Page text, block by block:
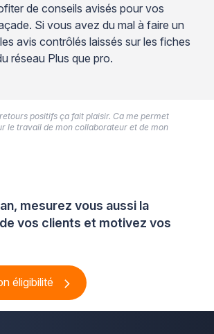
de conseils avisés pour vos
Si vous avez du mal à faire un
avis contrôlés laissés sur les fiches
réseau Plus que pro.
mesurez vous aussi la
vos clients et motivez vos
éligibilité
positifs ça fait plaisir. Ca me permet
le travail de mon collaborateur et de mon